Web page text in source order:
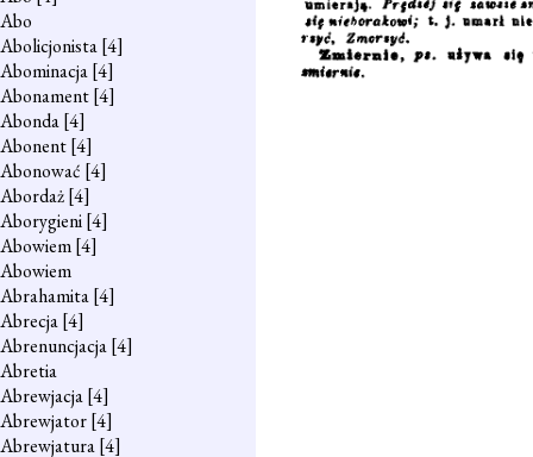
Abo
Abolicjonista[4]
Abominacja[4]
Abonament[4]
Abonda[4]
Abonent[4]
Abonować [4]
Abordaż[4]
Aborygieni[4]
Abowiem[4]
Abowiem
Abrahamita[4]
Abrecja[4]
Abrenuncjacja[4]
Abretia
Abrewjacja[4]
Abrewjator[4]
Abrewjatura[4]